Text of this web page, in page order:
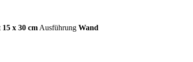
15 x 30 cm Ausführung Wand